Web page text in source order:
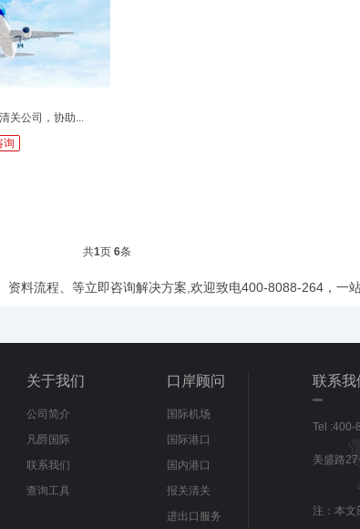
关公司，协助...
询
共1页 6条
资料流程、等立即咨询解决方案,欢迎致电400-8088-264，一
关于我们
公司简介
凡爵国际
联系我们
查询工具
口岸顾问
国际机场
国际港口
国内港口
报关清关
进出口服务
联系我
Tel :400-
美盛路
注：本文